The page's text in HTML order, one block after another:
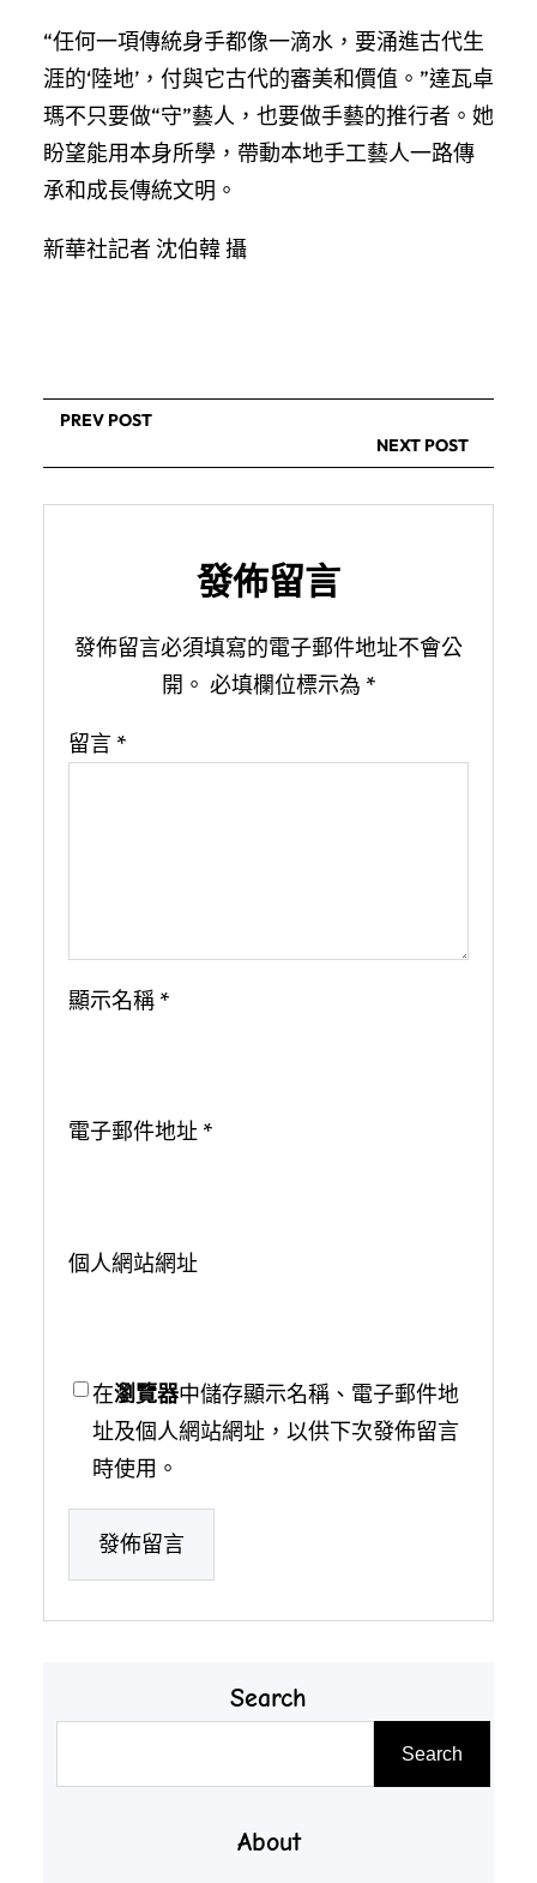
“任何一項傳統身手都像一滴水，要涌進古代生
涯的‘陸地’，付與它古代的審美和價值。”達瓦卓
瑪不只要做“守”藝人，也要做手藝的推行者。她
盼望能用本身所學，帶動本地手工藝人一路傳
承和成長傳統文明。
新華社記者 沈伯韓 攝
PREV POST
NEXT POST
發佈留言
發佈留言必須填寫的電子郵件地址不會公
開。 必填欄位標示為 *
留言 *
顯示名稱 *
電子郵件地址 *
個人網站網址
在瀏覽器中儲存顯示名稱、電子郵件地
址及個人網站網址，以供下次發佈留言
時使用。
Search
Search
About